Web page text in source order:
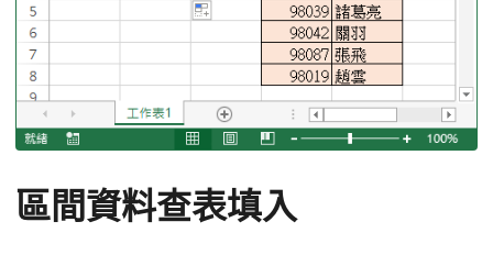
區間資料查表填入